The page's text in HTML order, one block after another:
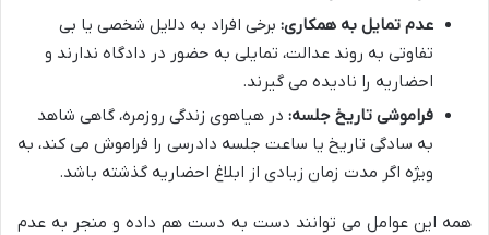
عدم تمایل به همکاری: برخی افراد به دلایل شخصی یا بی
تفاوتی به روند عدالت، تمایلی به حضور در دادگاه ندارند و
احضاریه را نادیده می گیرند.
فراموشی تاریخ جلسه: در هیاهوی زندگی روزمره، گاهی شاهد
به سادگی تاریخ یا ساعت جلسه دادرسی را فراموش می کند، به
ویژه اگر مدت زمان زیادی از ابلاغ احضاریه گذشته باشد.
همه این عوامل می توانند دست به دست هم داده و منجر به عدم